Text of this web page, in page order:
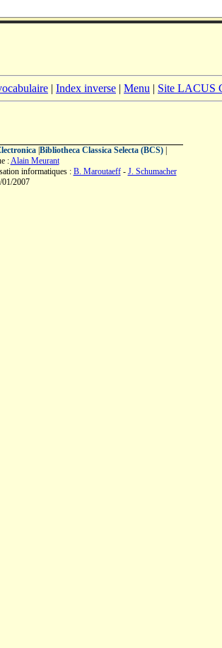
| Index inverse | Menu | Site LACUS
| Bibliotheca Classica Selecta (BCS)|
:Alain Meurant
informatiques : B. Maroutaeff- J. Schumacher
01/2007